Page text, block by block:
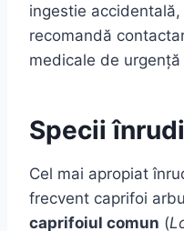
ingestie
recomandă
medicale de
Specii
Cel mai apropiat
frecvent caprifoi
caprifoiul comun (